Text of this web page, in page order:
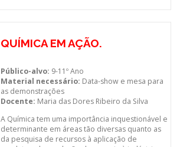
QUÍMICA EM AÇÃO.
Público-alvo: 9-11º Ano
Material necessário: Data-show e mesa para
as demonstrações
Docente: Maria das Dores Ribeiro da Silva
A Química tem uma importância inquestionável e
determinante em áreas tão diversas quanto as
da pesquisa de recursos à aplicação de